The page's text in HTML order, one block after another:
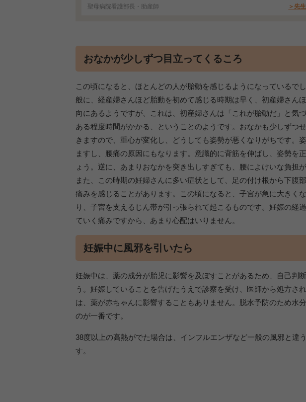
聖母病院看護部長・助産師 ＞先
おなかが少しずつ目立ってくるころ
この頃になると、ほとんどの人が胎動を感じるようになっているで
般に、経産婦さんほど胎動を初めて感じる時期は早く、初産婦さん
向にあるようですが、これは、初産婦さんは「これが胎動だ」と気
ある程度時間がかかる、ということのようです。おなかも少しずつ
きますので、重心が変化し、どうしても姿勢が悪くなりがちです。
ますし、腰痛の原因にもなります。意識的に背筋を伸ばし、姿勢を
ょう。逆に、あまりおなかを突き出しすぎても、腰によけいな負担
また、この時期の妊婦さんに多い症状として、足の付け根から下腹
痛みを感じることがあります。この頃になると、子宮が急に大きく
り、子宮を支えるじん帯が引っ張られて起こるものです。妊娠の経
ていく痛みですから、あまり心配はいりません。
妊娠中に風邪を引いたら
妊娠中は、薬の成分が胎児に影響を及ぼすことがあるため、自己判
う。妊娠していることを告げたうえで診察を受け、医師から処方さ
は、薬が赤ちゃんに影響することもありません。脱水予防のため水
のが一番です。
38度以上の高熱がでた場合は、インフルエンザなど一般の風邪と違
す。